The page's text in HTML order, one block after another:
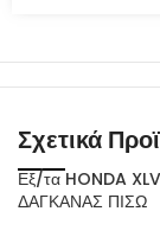
Σχετικά
Εξ/τα HONDA
ΔΑΓΚΑΝΑΣ ΠΙΣΩ